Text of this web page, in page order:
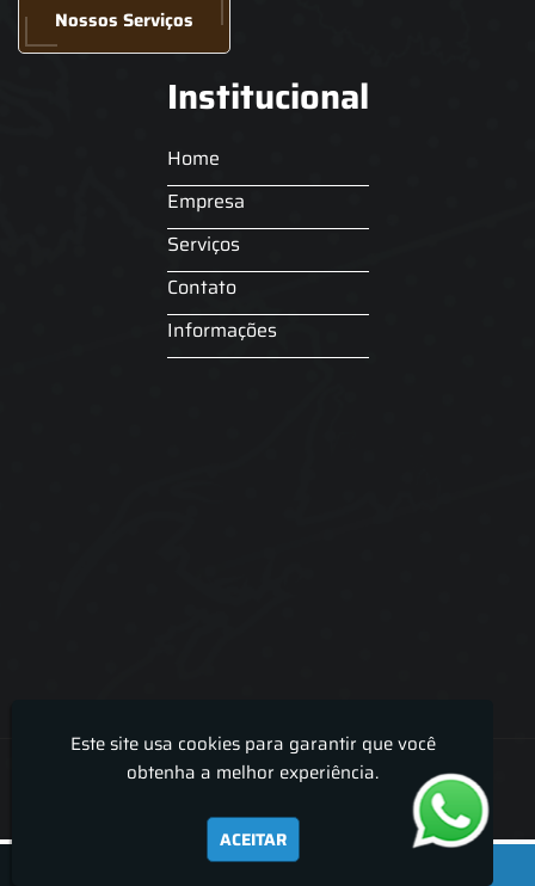
Nossos Serviços
Institucional
Home
Empresa
Serviços
Contato
Informações
Lira Luz Decor - Cortinas sob medidas e persianas
Este site usa cookies para garantir que você
obtenha a melhor experiência.
ACEITAR